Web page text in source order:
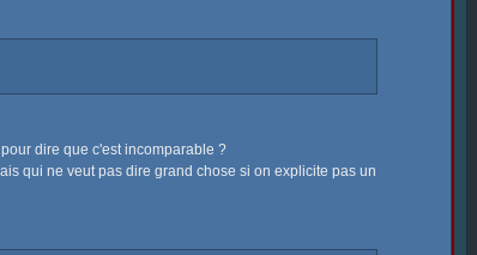
dire que c'est incomparable ?
qui ne veut pas dire grand chose si on explicite pas un